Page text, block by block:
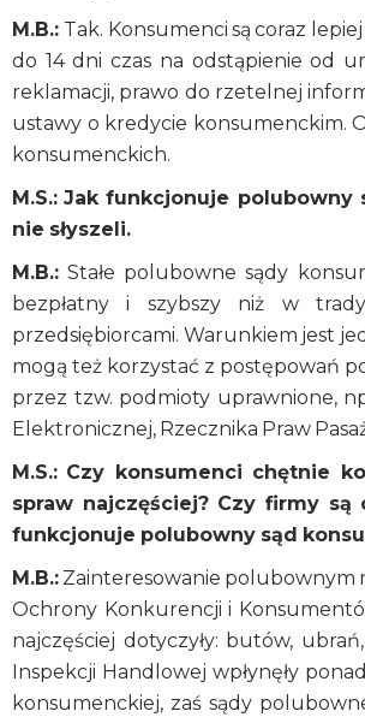
M.B.: Tak. Konsumenci są coraz
do 14 dni czas na odstąpienie od
reklamacji, prawo do rzetelnej
ustawy o kredycie konsumenckim.
konsumenckich.
M.S.: Jak funkcjonuje polubowny
nie słyszeli.
M.B.: Stałe polubowne sądy
bezpłatny i szybszy niż w
przedsiębiorcami. Warunkiem jest
mogą też korzystać z postępowań
przez tzw. podmioty uprawnione,
Elektronicznej, Rzecznika Praw
M.S.: Czy konsumenci chętnie
spraw najczęściej? Czy firmy
funkcjonuje polubowny sąd
M.B.: Zainteresowanie polubownym
Ochrony Konkurencji i
najczęściej dotyczyły: butów,
Inspekcji Handlowej wpłynęły
konsumenckiej, zaś sądy